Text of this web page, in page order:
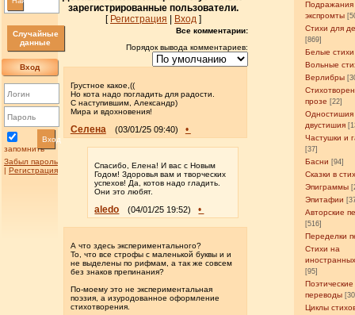
Случайные
данные
Вход
запомнить
Вход
Забыл пароль
| Регистрация
Подражания
экспромты
Стихи для
[869]
Белые стихи
Вольные
Верлибры
прозе [22]
Одностишия
двустишия
Частушки и
[37]
Басни [94]
Сказки в
Эпиграммы
Эпитафии
Авторские
[516]
Переделки
Стихи на
[95]
Поэтические
переводы
Циклы
зарегистрированные пользователи.
[ Регистрация Вход]
Все комментарии:
Порядок вывода комментариев:
Грустное какое,((
Но кота надо погладить для радости.
С наступившим, Александр)
Мира и вдохновения!
Селена (03/01/25 09:40) •
Спасибо, Елена! И вас с Новым
Годом! Здоровья вам и творческих
успехов! Да, котов надо гладить.
Они это любят.
aledo (04/01/25 19:52) •
А что здесь экспериментального?
То, что все строфы с маленькой буквы и и
не выделены по рифмам, а так же совсем
без знаков препинания?
По-моему это не экспериментальная
поэзия, а изуродованное оформление
стихотворения.